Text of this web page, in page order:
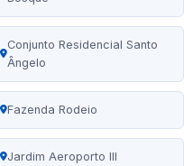
Conjunto Residencial Santo
Ângelo
Fazenda Rodeio
Jardim Aeroporto III